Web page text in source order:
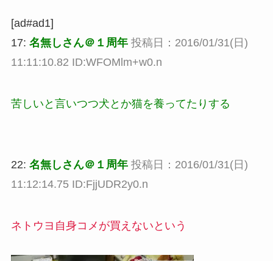
[ad#ad1]
17: 名無しさん＠１周年 投稿日：2016/01/31(日)
11:11:10.82 ID:WFOMlm+w0.n
苦しいと言いつつ犬とか猫を養ってたりする
22: 名無しさん＠１周年 投稿日：2016/01/31(日)
11:12:14.75 ID:FjjUDR2y0.n
ネトウヨ自身コメが買えないという